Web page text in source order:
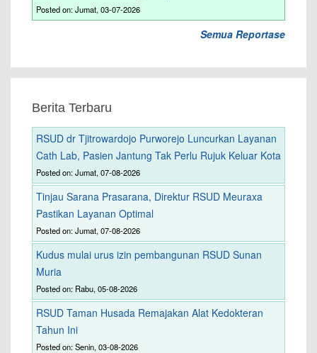
Posted on: Jumat, 03-07-2026
Semua Reportase
Berita Terbaru
RSUD dr Tjitrowardojo Purworejo Luncurkan Layanan
Cath Lab, Pasien Jantung Tak Perlu Rujuk Keluar Kota
Posted on: Jumat, 07-08-2026
Tinjau Sarana Prasarana, Direktur RSUD Meuraxa
Pastikan Layanan Optimal
Posted on: Jumat, 07-08-2026
Kudus mulai urus izin pembangunan RSUD Sunan
Muria
Posted on: Rabu, 05-08-2026
RSUD Taman Husada Remajakan Alat Kedokteran
Tahun Ini
Posted on: Senin, 03-08-2026